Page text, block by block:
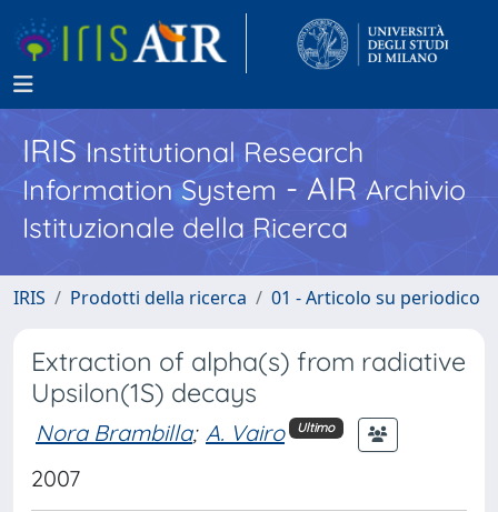
IRISInstitutional Research
Information System - AIR Archivio
Istituzionale della Ricerca
IRIS Prodotti della ricerca 01 - Articolo su periodico
Extraction of alpha(s) from radiative
Upsilon(1S) decays
Nora Brambilla; A. Vairo Ultimo
2007